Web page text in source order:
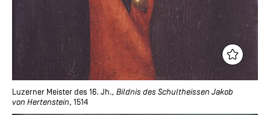
Luzerner Meister des 16. Jh., Bildnis des Schultheissen Jakob
von Hertenstein, 1514